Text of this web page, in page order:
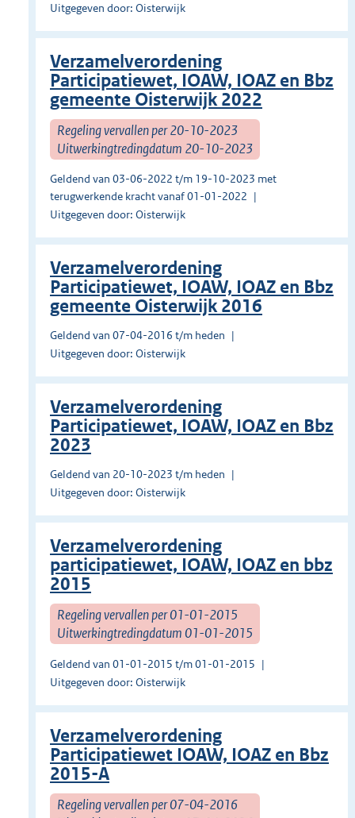
Uitgegeven door: Oisterwijk
Verzamelverordening
Participatiewet, IOAW, IOAZ en Bbz
gemeente Oisterwijk 2022
Regeling vervallen per 20-10-2023
Uitwerkingtredingdatum 20-10-2023
Geldend van 03-06-2022 t/m 19-10-2023 met
terugwerkende kracht vanaf 01-01-2022
Uitgegeven door: Oisterwijk
Verzamelverordening
Participatiewet, IOAW, IOAZ en Bbz
gemeente Oisterwijk 2016
Geldend van 07-04-2016 t/m heden
Uitgegeven door: Oisterwijk
Verzamelverordening
Participatiewet, IOAW, IOAZ en Bbz
2023
Geldend van 20-10-2023 t/m heden
Uitgegeven door: Oisterwijk
Verzamelverordening
participatiewet, IOAW, IOAZ en bbz
2015
Regeling vervallen per 01-01-2015
Uitwerkingtredingdatum 01-01-2015
Geldend van 01-01-2015 t/m 01-01-2015
Uitgegeven door: Oisterwijk
Verzamelverordening
Participatiewet IOAW, IOAZ en Bbz
2015-A
Regeling vervallen per 07-04-2016